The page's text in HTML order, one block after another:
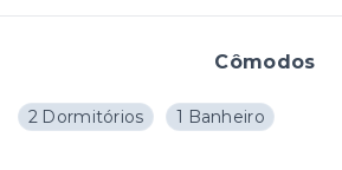
Cômodos
2 Dormitórios 1 Banheiro